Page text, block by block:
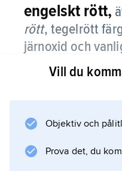
engelskt rött,
rött, tegelrött
järnoxid och
järnpulver eller
tillverkning av
ljus, ljus och mörk.
Vill du
Objektiv och
Prova det, du